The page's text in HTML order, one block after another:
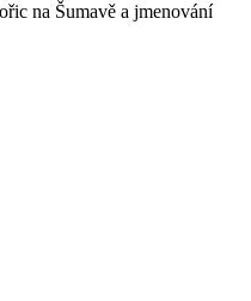
na Šumavě a jmenování